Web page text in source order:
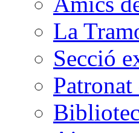
La
Secció